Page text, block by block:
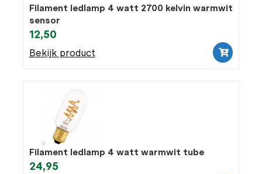
Filament ledlamp 4 watt 2700 kelvin warmwit
sensor
12,50
Bekijk product
Filament ledlamp 4 watt warmwit tube
24,95